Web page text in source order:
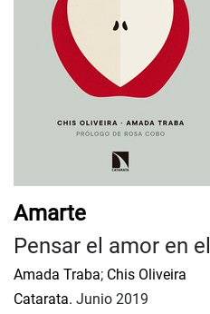
Amarte
Pensar el amor en
Amada Traba; Chis Oliveira
Catarata. Junio 2019